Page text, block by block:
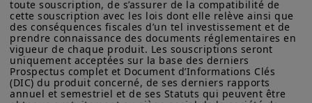
d'améliorer ses finances et le déficit
budgétaire devrait également diminuer.
Les investisseurs se concentreront
principalement sur le budget de
novembre et les mesures prises par la
En choisissant d’accéder à notre site, vous reconnaissez avoir
pris connaissance de ces Conditions et les avoir acceptées.
Nous vous conseillons, dans votre intérêt, de les lire
attentivement.
toute souscription, de s’assurer de la compatibilité de
cette souscription avec les lois dont elle relève ainsi que
des conséquences fiscales d’un tel investissement et de
prendre connaissance des documents réglementaires en
vigueur de chaque produit. Les souscriptions seront
uniquement acceptées sur la base des derniers
Prospectus complet et Document d’Informations Clés
(DIC) du produit concerné, de ses derniers rapports
annuel et semestriel et de ses Statuts qui peuvent être